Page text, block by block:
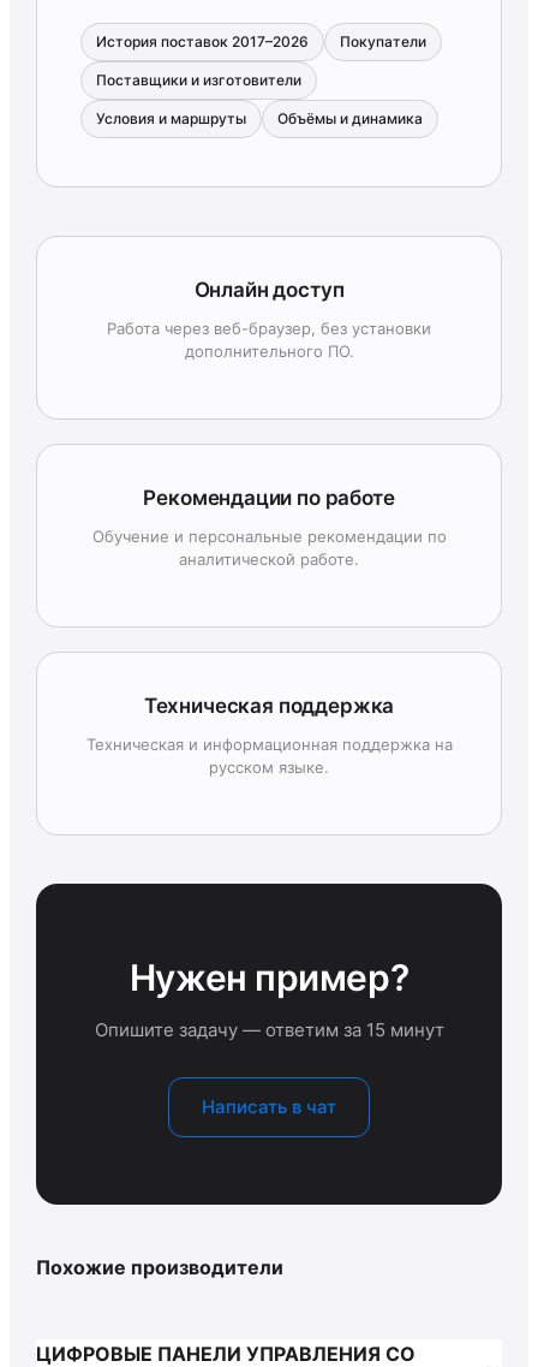
История поставок 2017–2026 Покупатели
Поставщики и изготовители
Условия и маршруты Объёмы и динамика
Онлайн доступ
Работа через веб-браузер, без установки
дополнительного ПО.
Рекомендации по работе
Обучение и персональные рекомендации по
аналитической работе.
Техническая поддержка
Техническая и информационная поддержка на
русском языке.
Нужен пример?
Опишите задачу — ответим за 15 минут
Написать в чат
Похожие производители
ЦИФРОВЫЕ ПАНЕЛИ УПРАВЛЕНИЯ СО